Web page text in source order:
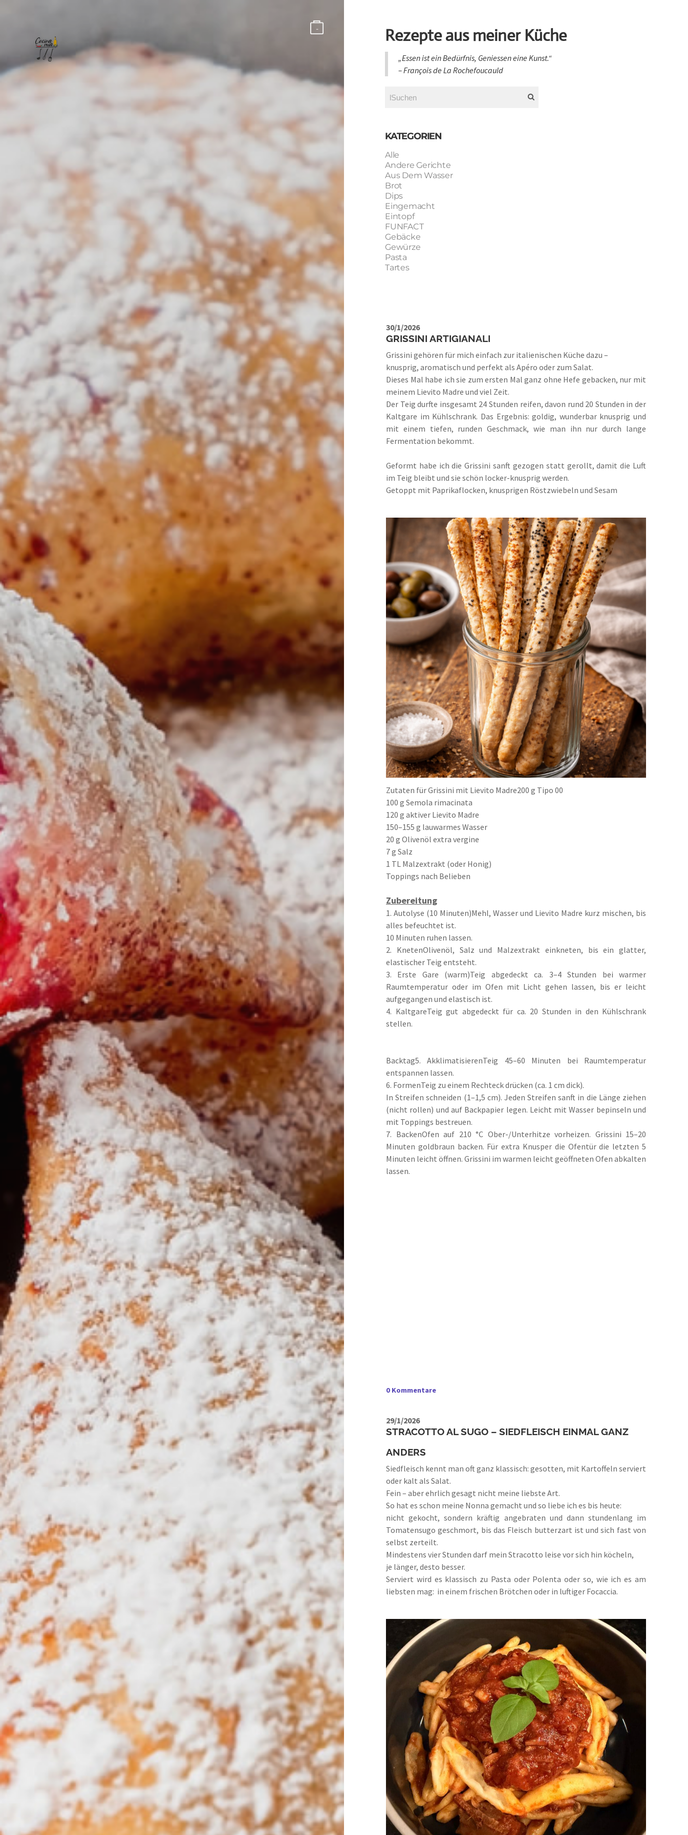
- Rezepte aus meiner Küche
„Essen ist ein Bedürfnis, Geniessen eine Kunst.“
​– François de La Rochefoucauld
KATEGORIEN
Alle
Andere Gerichte
Aus Dem Wasser
Brot
Dips
Eingemacht
Eintopf
FUNFACT
Gebäcke
Gewürze
Pasta
Tartes
GRISSINI ARTIGIANALI
30/1/2026
Grissini gehören für mich einfach zur italienischen Küche dazu –
knusprig, aromatisch und perfekt als Apéro oder zum Salat.
Dieses Mal habe ich sie zum ersten Mal ganz ohne Hefe gebacken, nur mit
meinem Lievito Madre und viel Zeit.
Der Teig durfte insgesamt 24 Stunden reifen, davon rund 20 Stunden in der
Kaltgare im Kühlschrank. Das Ergebnis: goldig, wunderbar knusprig und
mit einem tiefen, runden Geschmack, wie man ihn nur durch lange
Fermentation bekommt.
​Geformt habe ich die Grissini sanft gezogen statt gerollt, damit die Luft
im Teig bleibt und sie schön locker-knusprig werden.
Getoppt mit Paprikaflocken, knusprigen Röstzwiebeln und Sesam
Zutaten für Grissini mit Lievito Madre200 g Tipo 00
100 g Semola rimacinata
120 g aktiver Lievito Madre
150–155 g lauwarmes Wasser
20 g Olivenöl extra vergine
7 g Salz
1 TL Malzextrakt (oder Honig)
Toppings nach Belieben
Zubereitung
1. Autolyse (10 Minuten)Mehl, Wasser und Lievito Madre kurz mischen, bis
alles befeuchtet ist.
10 Minuten ruhen lassen.
2. KnetenOlivenöl, Salz und Malzextrakt einkneten, bis ein glatter,
elastischer Teig entsteht.
3. Erste Gare (warm)Teig abgedeckt ca. 3–4 Stunden bei warmer
Raumtemperatur oder im Ofen mit Licht gehen lassen, bis er leicht
aufgegangen und elastisch ist.
4. KaltgareTeig gut abgedeckt für ca. 20 Stunden in den Kühlschrank
stellen.
Backtag5. AkklimatisierenTeig 45–60 Minuten bei Raumtemperatur
entspannen lassen.
6. FormenTeig zu einem Rechteck drücken (ca. 1 cm dick).
In Streifen schneiden (1–1,5 cm). Jeden Streifen sanft in die Länge ziehen
(nicht rollen) und auf Backpapier legen. Leicht mit Wasser bepinseln und
mit Toppings bestreuen.
7. BackenOfen auf 210 °C Ober-/Unterhitze vorheizen. Grissini 15–20
Minuten goldbraun backen. Für extra Knusper die Ofentür die letzten 5
Minuten leicht öffnen. Grissini im warmen leicht geöffneten Ofen abkalten
lassen.
0 Kommentare
STRACOTTO AL SUGO – SIEDFLEISCH EINMAL GANZ
ANDERS
29/1/2026
Siedfleisch kennt man oft ganz klassisch: gesotten, mit Kartoffeln serviert
oder kalt als Salat.
Fein – aber ehrlich gesagt nicht meine liebste Art.
So hat es schon meine Nonna gemacht und so liebe ich es bis heute:
nicht gekocht, sondern kräftig angebraten und dann stundenlang im
Tomatensugo geschmort, bis das Fleisch butterzart ist und sich fast von
selbst zerteilt.
Mindestens vier Stunden darf mein Stracotto leise vor sich hin köcheln,
je länger, desto besser.
Serviert wird es klassisch zu Pasta oder Polenta oder so, wie ich es am
liebsten mag: in einem frischen Brötchen oder in luftiger Focaccia.